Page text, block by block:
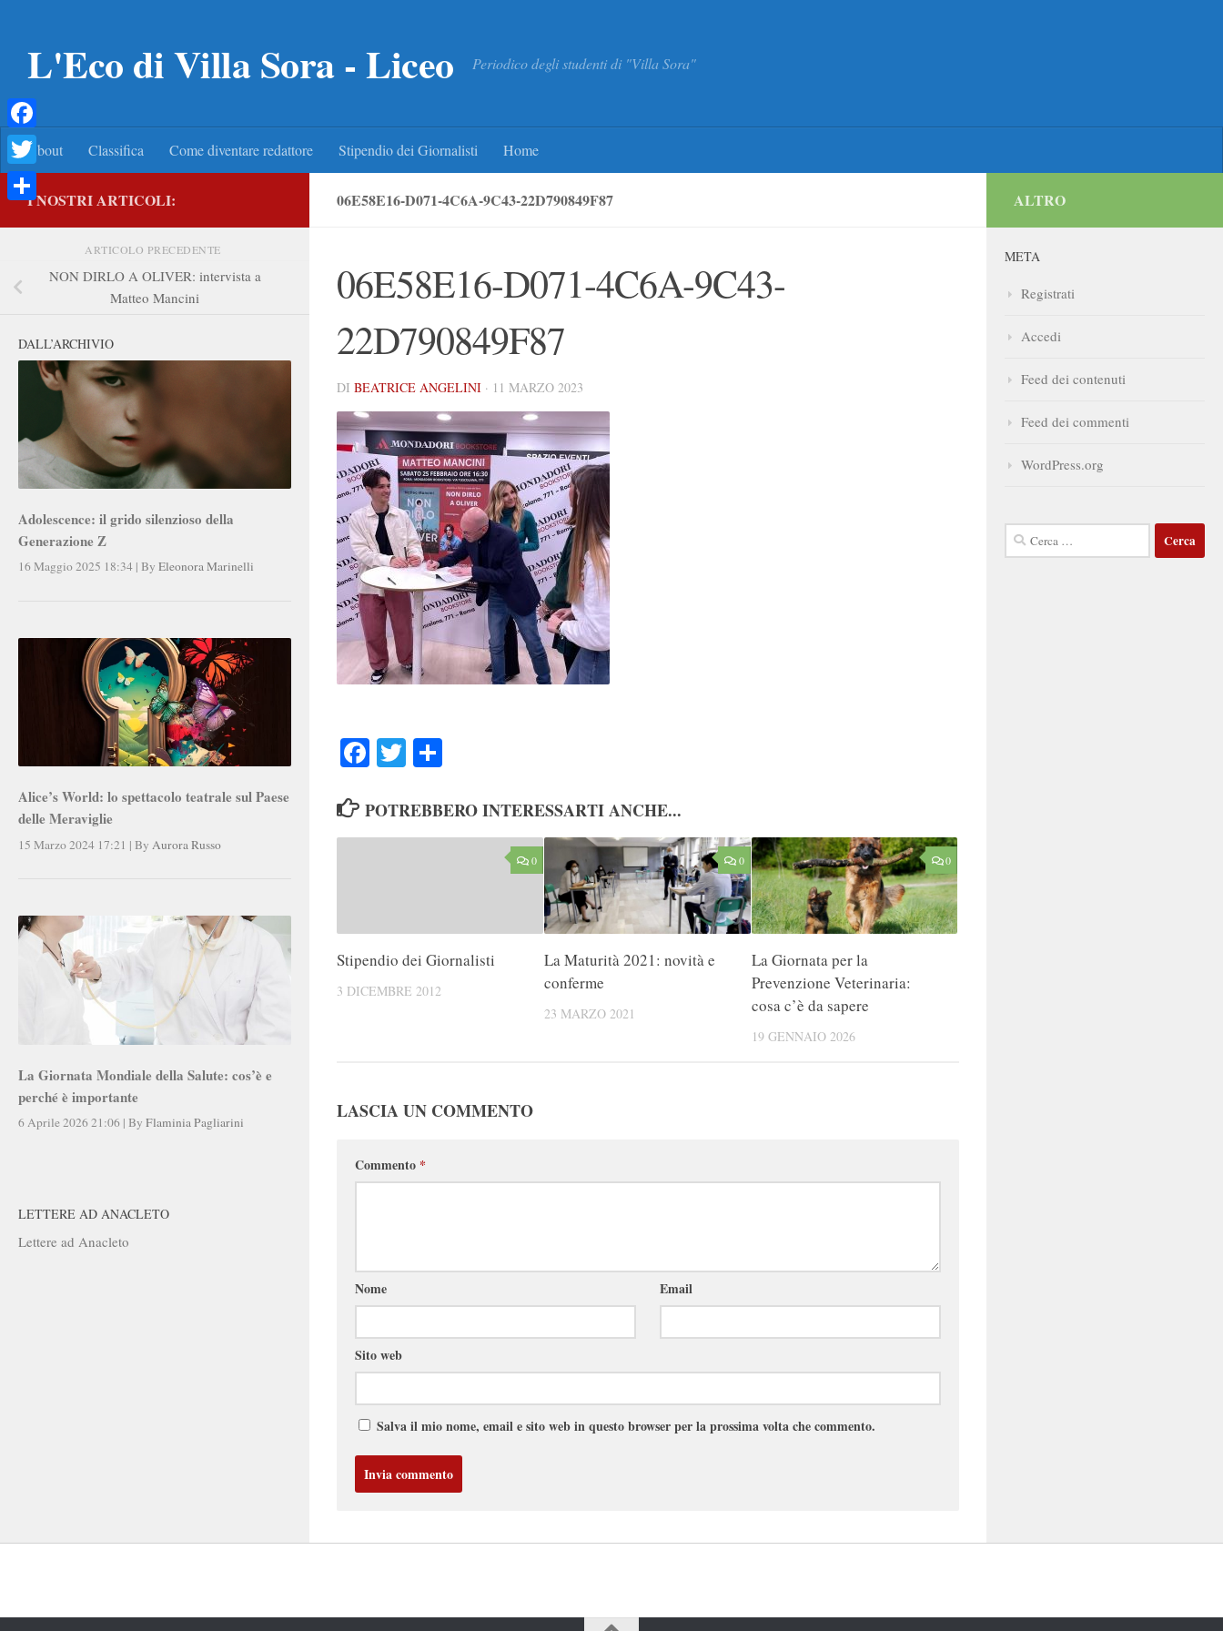
L'Eco di Villa Sora - Liceo Periodico degli studenti di "Villa Sora"
About Classifica Come diventare redattore Stipendio dei Giornalisti Home
06E58E16-D071-4C6A-9C43-22D790849F87
06E58E16-D071-4C6A-9C43-
22D790849F87
DI BEATRICE ANGELINI · 11 MARZO 2023
FacebookTwitter
POTREBBERO INTERESSARTI ANCHE...
0
Stipendio dei Giornalisti
3 DICEMBRE 2012
0
La Maturità 2021: novità e
conferme
23 MARZO 2021
0
La Giornata per la
Prevenzione Veterinaria:
cosa c’è da sapere
19 GENNAIO 2026
LASCIA UN COMMENTO
Commento *
Nome Email
Sito web
Salva il mio nome, email e sito web in questo browser per la prossima volta che commento.
I NOSTRI ARTICOLI:
ARTICOLO PRECEDENTE
NON DIRLO A OLIVER: intervista a
Matteo Mancini
DALL’ARCHIVIO
Adolescence: il grido silenzioso della
Generazione Z
16 Maggio 2025 18:34 | By Eleonora Marinelli
Alice’s World: lo spettacolo teatrale sul Paese
delle Meraviglie
15 Marzo 2024 17:21 | By Aurora Russo
La Giornata Mondiale della Salute: cos’è e
perché è importante
6 Aprile 2026 21:06 | By Flaminia Pagliarini
LETTERE AD ANACLETO
Lettere ad Anacleto
ALTRO
META
Registrati
Accedi
Feed dei contenuti
Feed dei commenti
WordPress.org
Ricerca
per:
Facebook
Twitter